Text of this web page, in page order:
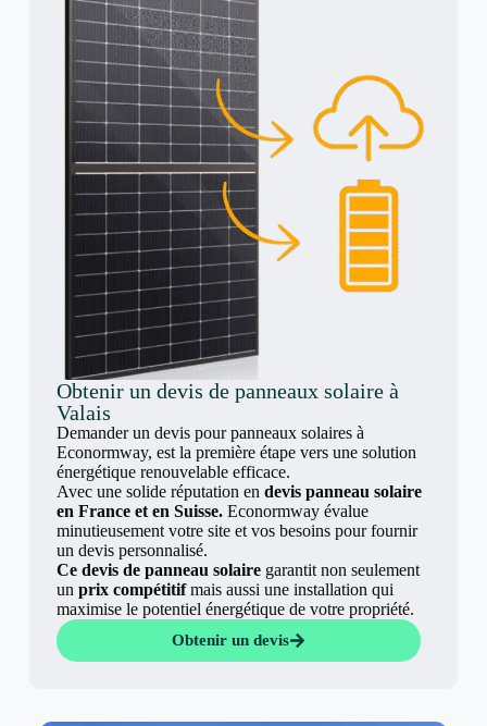
Obtenir un devis de panneaux solaire à
Valais
Demander un devis pour panneaux solaires à
Econormway, est la première étape vers une solution
énergétique renouvelable efficace.
Avec une solide réputation en devis panneau solaire
en France et en Suisse.Econormway évalue
minutieusement votre site et vos besoins pour fournir
un devis personnalisé.
Ce devis de panneau solairegarantit non seulement
un prix compétitifmais aussi une installation qui
maximise le potentiel énergétique de votre propriété.
Obtenir un devis